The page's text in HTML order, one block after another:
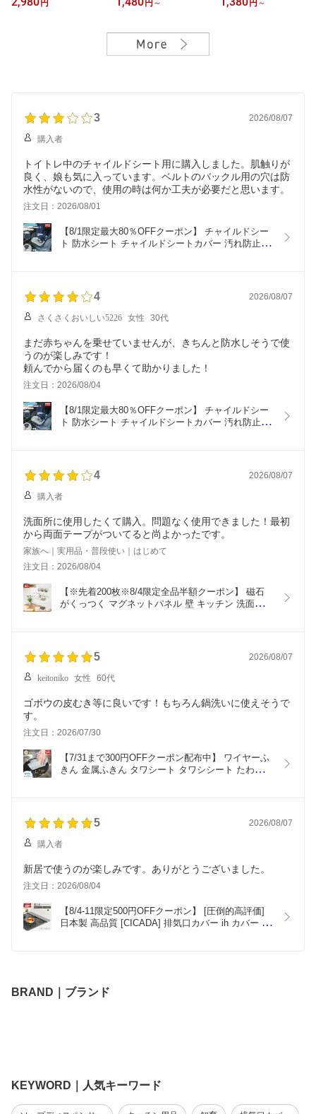
ド ／ 日めくりカレンダ
円
スター ひらがな ポスタ
園 あいうえおポスター
カタカナ アルファベット
英単語 まなラボ おしゃ
円 ～
ルドシートカバー 汚れ防
円 ～
3 2026/08/07
購入者
トイトレ中のチャイルドシート用に購入しました。肌触りが
良く、娘も気に入っています。ベルトのバックル用の穴は防
水性がないので、使用の時は何か工夫が必要だと思います。
注文日：2026/08/01
【8/1限定最大80％OFFクーポン】 チャイルドシー
ト 防水シート チャイルドシートカバー 汚れ防止 保
ぼし [MUQQU]
4 2026/08/07
さくさくおいしい5226 女性 30代
まだ赤ちゃんを乗せていませんが、きちんと防水しそうで使
うのが楽しみです！
頼んでから届くのも早くて助かりました！
注文日：2026/08/04
【8/1限定最大80％OFFクーポン】 チャイルドシー
ト 防水シート チャイルドシートカバー 汚れ防止 保
ぼし [MUQQU]
4 2026/08/07
購入者
洗面所に使用したくて購入。問題なく使用できました！最初
から両面テープがついてると尚よかったです。
家族へ｜実用品・普段使い｜はじめて
注文日：2026/08/04
【※先着200枚※8/4限定全品半額クーポン】 磁石
がくっつく マグネットパネル 壁 キッチン 洗面所
20×10cm [CICADA]
5 2026/08/07
keitoniko 女性 60代
ゴボウの皮むき等に良いです！もちろん鍋洗いに使えそうで
す。
注文日：2026/07/30
【7/31まで300円OFFクーポン配布中】 ワイヤーふ
きん 金属ふきん タワシート タワシシート たわし
[ゼロキーパー]
5 2026/08/07
購入者
新居で使うのが楽しみです。ありがとうございました。
注文日：2026/08/04
【8/4-11限定500円OFFクーポン】 [圧倒的高評価]
日本製 高品質 [CICADA] 排気口カバー ih カバー 排
BRAND｜ブランド
KEYWORD｜人気キーワード